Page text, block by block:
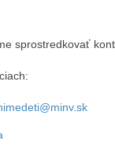
sprostredkovať